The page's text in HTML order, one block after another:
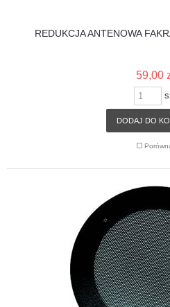
REDUKCJA ANTENOWA
59,00
DODAJ DO